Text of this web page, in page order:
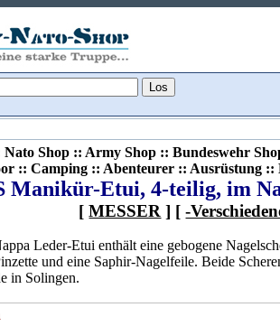
Nato Shop :: Army Shop :: Bundeswehr
:: Camping :: Abenteurer :: Ausrüstung ::
Manikür-Etui, 4-teilig, im
[MESSER ] [-
Leder-Etui enthält eine gebogene
und eine Saphir-Nagelfeile. Beide
in Solingen.